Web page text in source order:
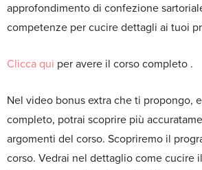
approfondimento di confezione
competenze per cucire dettagli ai tuoi
Clicca qui per avere il corso completo .
Nel video bonus extra che ti propongo,
completo, potrai scoprire più
argomenti del corso. Scopriremo il
corso. Vedrai nel dettaglio come cucire